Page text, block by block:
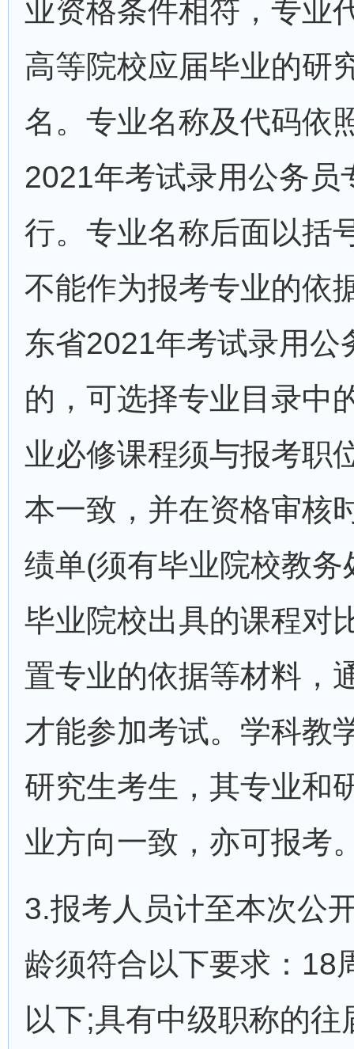
业资格条件相符，专业
高等院校应届毕业的研
名。专业名称及代码依
2021年考试录用公务员
行。专业名称后面以括
不能作为报考专业的依
东省2021年考试录用
的，可选择专业目录中
业必修课程须与报考职
本一致，并在资格审核
绩单(须有毕业院校教
毕业院校出具的课程对
置专业的依据等材料，
才能参加考试。学科教
研究生考生，其专业和
业方向一致，亦可报考
3.报考人员计至本次公
龄须符合以下要求：18
以下;具有中级职称的